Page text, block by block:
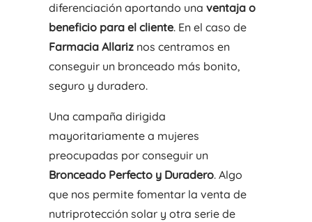
diferenciación aportando una ventaja o
beneficio para el cliente. En el caso de
Farmacia Allariznos centramos en
conseguir un bronceado más bonito,
seguro y duradero.
Una campaña dirigida
mayoritariamente a mujeres
preocupadas por conseguir un
Bronceado Perfecto y Duradero. Algo
que nos permite fomentar la venta de
nutriprotección solar y otra serie de